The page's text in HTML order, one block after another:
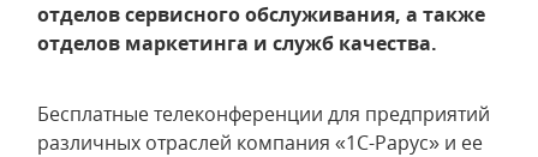
отделов сервисного обслуживания, а также
отделов маркетинга и служб качества.
Бесплатные телеконференции для предприятий
различных отраслей компания «1С-Рарус» и ее